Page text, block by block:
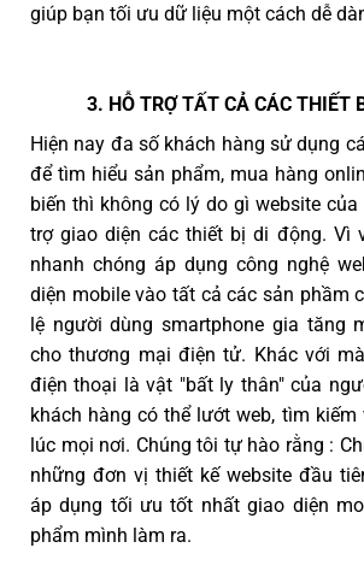
giúp bạn tối ưu dữ liệu một cách dễ
3. HỖ TRỢ TẤT CẢ CÁC THIẾT
Hiện nay đa số khách hàng sử dụng
để tìm hiểu sản phẩm, mua hàng
biến thì không có lý do gì website
trợ giao diện các thiết bị di động. Vì
nhanh chóng áp dụng công nghệ
diện mobile vào tất cả các sản phầm
lệ người dùng smartphone gia tăng
cho thương mại điện tử. Khác với
điện thoại là vật "bất ly thân" của
khách hàng có thể lướt web, tìm
lúc mọi nơi. Chúng tôi tự hào rằng :
những đơn vị thiết kế website đầu
áp dụng tối ưu tốt nhất giao diện
phẩm mình làm ra.